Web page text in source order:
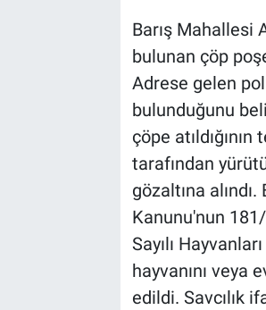
Barış Mahallesi
bulunan çöp
Adrese gelen
bulunduğunu
çöpe
tarafından
gözaltına
Kanunu'nun
Sayılı
hayvanını veya
edildi. Savcılık